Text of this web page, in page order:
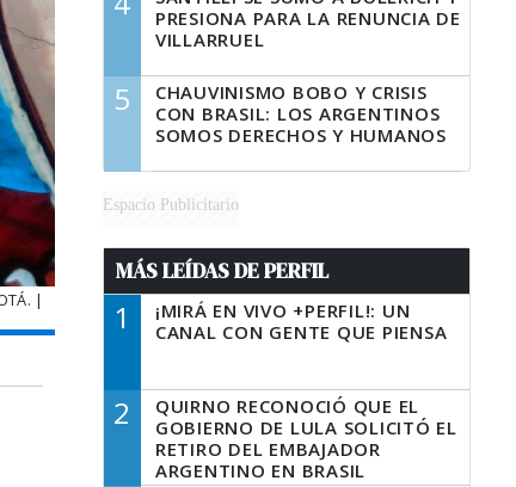
|
PRESIONA PARA LA RENUNCIA DE
VILLARRUEL
5
CHAUVINISMO BOBO Y CRISIS
CON BRASIL: LOS ARGENTINOS
SOMOS DERECHOS Y HUMANOS
Espacio Publicitario
MÁS LEÍDAS DE PERFIL
1
¡MIRÁ EN VIVO +PERFIL!: UN
CANAL CON GENTE QUE PIENSA
2
QUIRNO RECONOCIÓ QUE EL
GOBIERNO DE LULA SOLICITÓ EL
RETIRO DEL EMBAJADOR
ARGENTINO EN BRASIL